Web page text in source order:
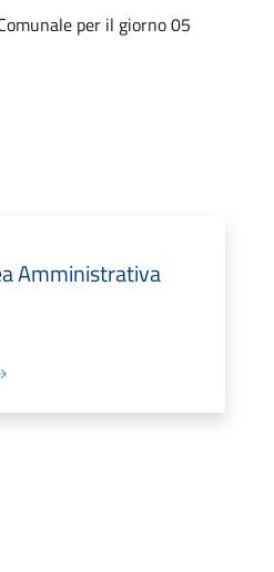
per il giorno 05
Amministrativa